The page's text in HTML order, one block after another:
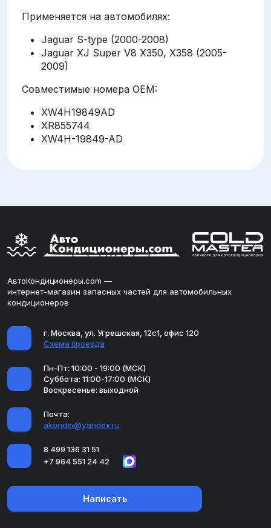
Применяется на автомобилях:
Jaguar S-type (2000-2008)
Jaguar XJ Super V8 X350, X358 (2005-
2009)
Совместимые номера OEM:
XW4H19849AD
XR855744
XW4H-19849-AD
АвтоКондиционеры.com —
интернет-магазин запасных частей для автомобильных
кондиционеров
г. Москва, ул. Угрешская, 12с1, офис 120
Схема проезда
Пн-Пт: 10:00 - 19:00 (МСК)
Суббота: 11:00-17:00 (МСК)
Воскресенье: выходной
Почта:
akondei@yandex.ru
8 499 136 31 51
+7 964 551 24 42
Написать